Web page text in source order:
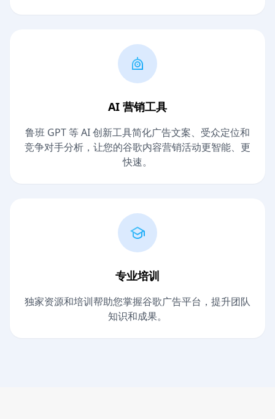
AI 营销工具
鲁班 GPT 等 AI 创新工具简化广告文案、受众定位和
竞争对手分析，让您的谷歌内容营销活动更智能、更
快速。
专业培训
独家资源和培训帮助您掌握谷歌广告平台，提升团队
知识和成果。